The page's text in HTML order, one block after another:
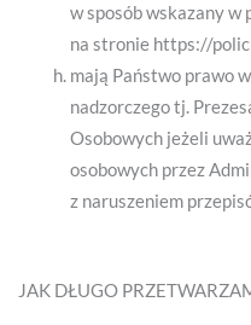
w sposób wskazany
na stronie https://
mają Państwo prawo
nadzorczego tj.
Osobowych jeżeli
osobowych przez
z naruszeniem
JAK DŁUGO